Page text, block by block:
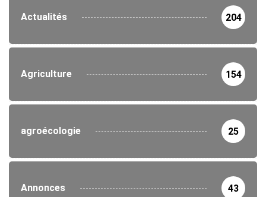
Actualités 204
Agriculture 154
agroécologie 25
Annonces 43